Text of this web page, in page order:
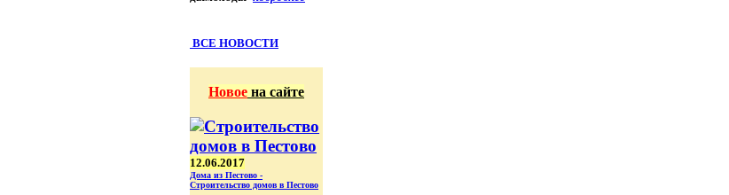
ВСЕ НОВОСТИ
Новое на сайте
12.06.2017
Дома из Пестово -
Строительство домов в Пестово